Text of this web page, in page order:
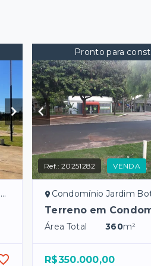
Pronto para
Ref.:20251282 VENDA
Condomínio Jardim Botânico -
Terreno em
Área Total 360m²
R$350.000,00